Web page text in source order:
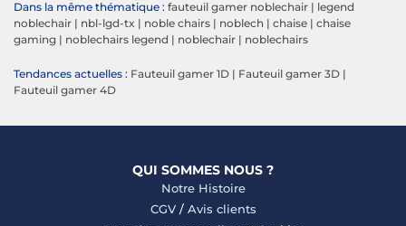
Dans la même thématique : fauteuil gamer noblechair | legend
noblechair | nbl-lgd-tx | noble chairs | noblech | chaise | chaise
gaming | noblechairs legend | noblechair | noblechairs
Tendances actuelles : Fauteuil gamer 1D | Fauteuil gamer 3D |
Fauteuil gamer 4D
QUI SOMMES NOUS ?
Notre Histoire
CGV/ Avis clients